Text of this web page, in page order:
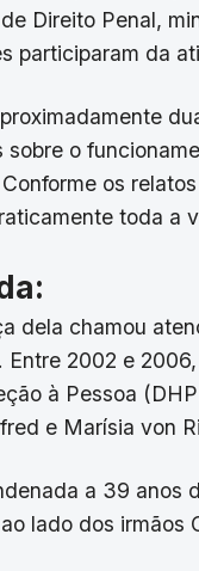
Direito Penal,
participaram da
sobre o
os
toda a
dela chamou
Entre 2002 e 2006,
à Pessoa
e Marísia von
a 39 anos
lado dos irmãos